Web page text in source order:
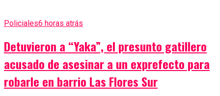
Policiales6 horas atrás
Detuvieron a “Yaka”, el presunto gatillero
acusado de asesinar a un exprefecto para
robarle en barrio Las Flores Sur